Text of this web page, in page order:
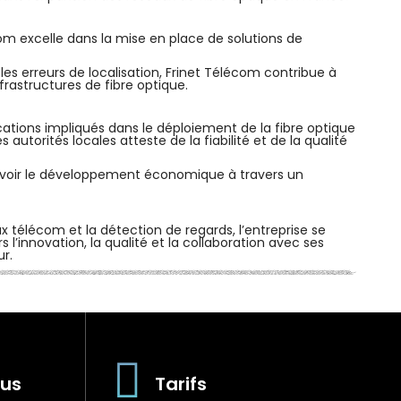
excelle dans la mise en place de solutions de
erreurs de localisation, Frinet Télécom contribue à
de fibre optique.
impliqués dans le déploiement de la fibre optique
autorités locales atteste de la fiabilité et de la qualité
le développement économique à travers un
télécom et la détection de regards, l’entreprise se
la qualité et la collaboration avec ses
Tarifs